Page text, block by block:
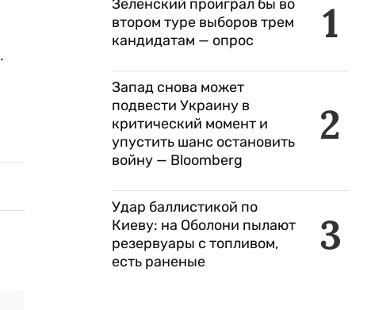
.
1
Зеленский проиграл бы во
втором туре выборов трем
кандидатам — опрос
2
Запад снова может
подвести Украину в
критический момент и
упустить шанс остановить
войну — Bloomberg
3
Удар баллистикой по
Киеву: на Оболони пылают
резервуары с топливом,
есть раненые